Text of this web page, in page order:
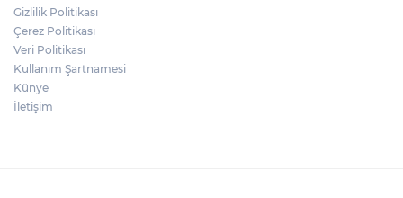
Gizlilik Politikası
Çerez Politikası
Veri Politikası
Kullanım Şartnamesi
Künye
İletişim